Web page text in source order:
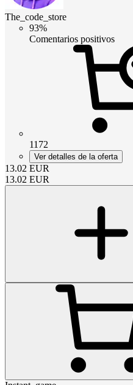
The_code_store
93%
Comentarios positivos
1172
Ver detalles de la oferta
13.02 EUR
13.02 EUR